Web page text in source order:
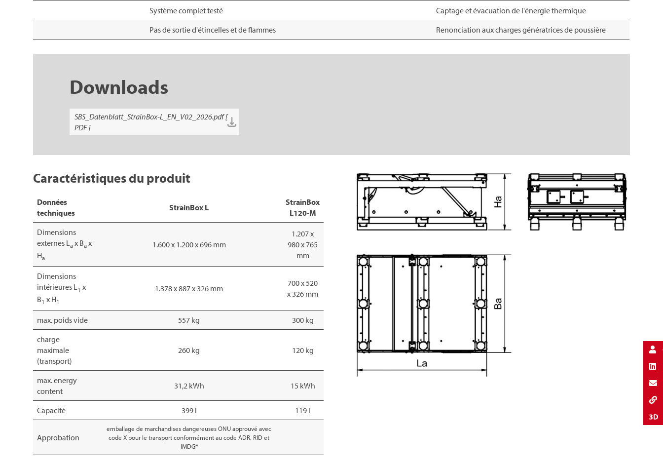
Système complet testé
Captage et évacuation de l'énergie thermique
Pas de sortie d'étincelles et de flammes
Renonciation aux charges génératrices de poussière
Downloads
SBS_Datenblatt_StrainBox-L_EN_V02_2026.pdf [
PDF ]
Caractéristiques du produit
Données
techniques
StrainBox L
StrainBox
L120-M
Dimensions
externes L ax Bax
Ha
1.600 x 1.200 x 696 mm
1.207 x
980 x 765
mm
Dimensions
intérieures L 1 x
B1 x H1
1.378 x 887 x 326 mm
700 x 520
x 326 mm
max. poids vide 557 kg
300 kg
charge
maximale
(transport)
260 kg 120 kg
max. energy
content
31,2 kWh 15 kWh
Capacité 399 l 119 l
Approbation
emballage de marchandises dangereuses ONU approuvé avec
code X pour le transport conformément au code ADR, RID et
IMDG*